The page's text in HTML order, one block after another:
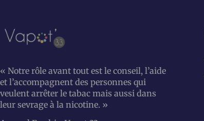
« Notre rôle avant tout est le conseil, l’aide
et l’accompagnent des personnes qui
veulent arrêter le tabac mais aussi dans
leur sevrage à la nicotine. »